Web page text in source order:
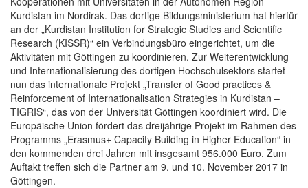
Kurdistan im Nordirak. Das dortige Bildungsministerium hat hierfür
an der „Kurdistan Institution for Strategic Studies and Scientific
Research (KISSR)“ ein Verbindungsbüro eingerichtet, um die
Aktivitäten mit Göttingen zu koordinieren. Zur Weiterentwicklung
und Internationalisierung des dortigen Hochschulsektors startet
nun das internationale Projekt „Transfer of Good practices &
Reinforcement of Internationalisation Strategies in Kurdistan –
TIGRIS“, das von der Universität Göttingen koordiniert wird. Die
Europäische Union fördert das dreijährige Projekt im Rahmen des
Programms „Erasmus+ Capacity Building in Higher Education“ in
den kommenden drei Jahren mit insgesamt 956.000 Euro. Zum
Auftakt treffen sich die Partner am 9. und 10. November 2017 in
Göttingen.